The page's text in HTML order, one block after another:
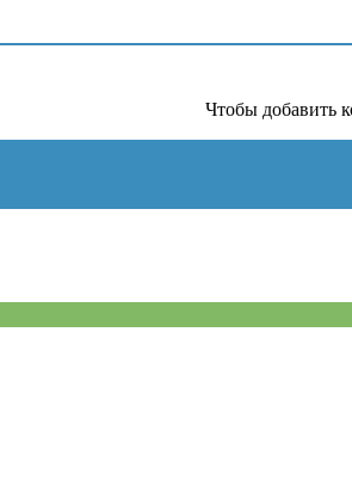
Чтобы добавить